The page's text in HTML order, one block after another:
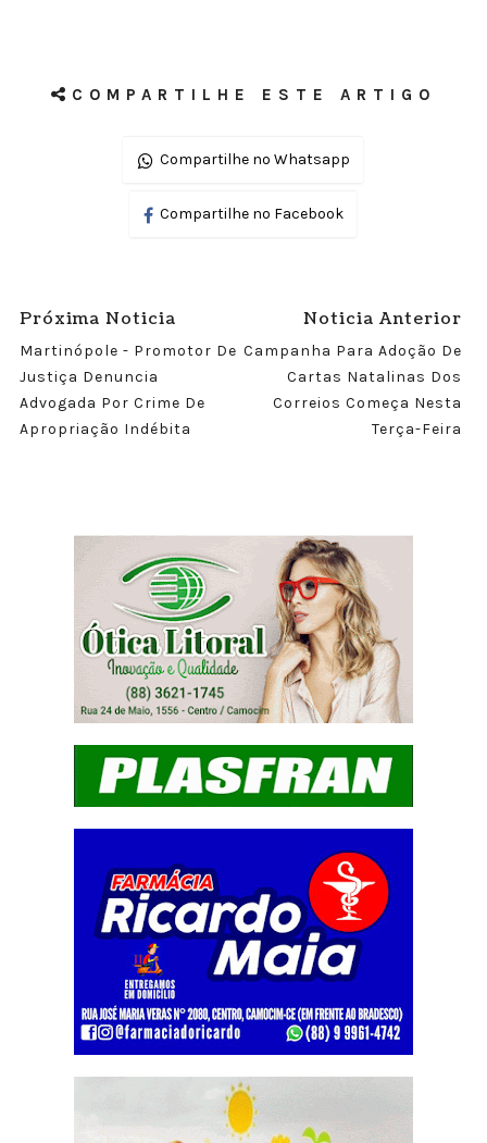
COMPARTILHE ESTE ARTIGO
Compartilhe no Whatsapp
Compartilhe no Facebook
Próxima Noticia
Martinópole - Promotor De
Justiça Denuncia
Advogada Por Crime De
Apropriação Indébita
Noticia Anterior
Campanha Para Adoção De
Cartas Natalinas Dos
Correios Começa Nesta
Terça-Feira